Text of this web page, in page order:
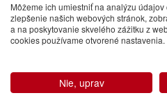
The
Môžeme ich umiestniť na analýzu
zlepšenie našich webových stránok,
a na poskytovanie skvelého zážitku z
cookies používame otvorené nastavenia.
Nie, uprav